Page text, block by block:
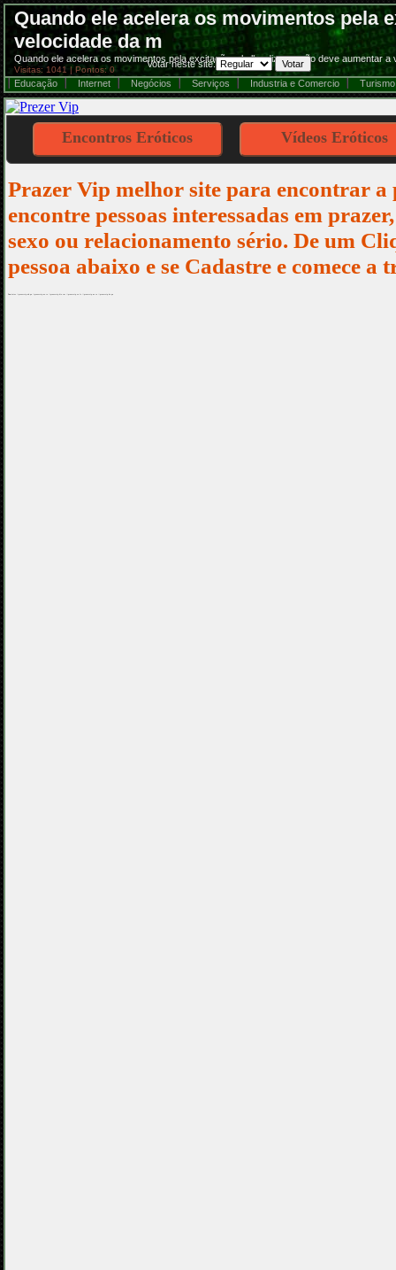
Quando ele acelera os movimentos pela
velocidade da m
Quando ele acelera os movimentos pela excitação, ela lhe diz que não deve aumentar
Visitas: 1041 | Pontos: 0
Votar neste site:
Educação
Internet Negócios Serviços Industria e Comercio Turismo